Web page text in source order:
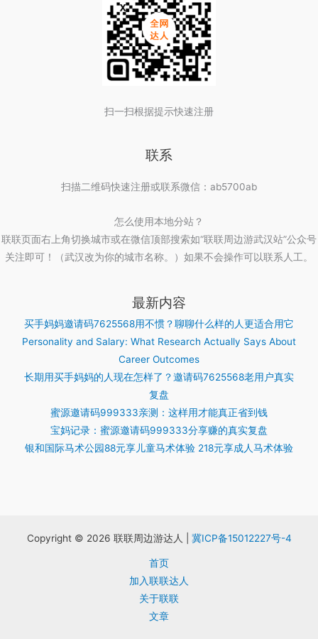
扫一扫根据提示快速注册
联系
扫描二维码快速注册或联系微信：ab5700ab
怎么使用本地分站？
联联页面右上角切换城市或在微信顶部搜索如“联联周边游武汉站”公众号
关注即可！（武汉改为你的城市名称。）如果不会操作可以联系人工。
最新内容
买手妈妈邀请码7625568用不惯？聊聊什么样的人更适合用它
Personality and Salary: What Research Actually Says About
Career Outcomes
长期用买手妈妈的人现在怎样了？邀请码7625568老用户真实
复盘
蜜源邀请码999333亲测：这样用才能真正省到钱
宝妈记录：蜜源邀请码999333分享赚的真实复盘
银和国际马术公园88元享儿童马术体验 218元享成人马术体验
Copyright © 2026 联联周边游达人 | 冀ICP备15012227号-4
首页
加入联联达人
关于联联
文章